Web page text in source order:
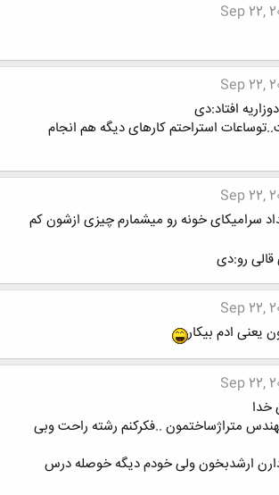
Sep 22,
Sep 22,
افتاد:دی
استراحتم کارهای دیگه هم انجام
Sep 22,
سرامیکای خونه رو میشمارم چیزی ازشون کم
رو:دی
Sep 22,
یعنی ادم بیکار
Sep 22,
خدا
متراژساختمون ..فکرکنم رشته راحت وبی
ارشدبخون ولی خودم دیگه خوصله درس